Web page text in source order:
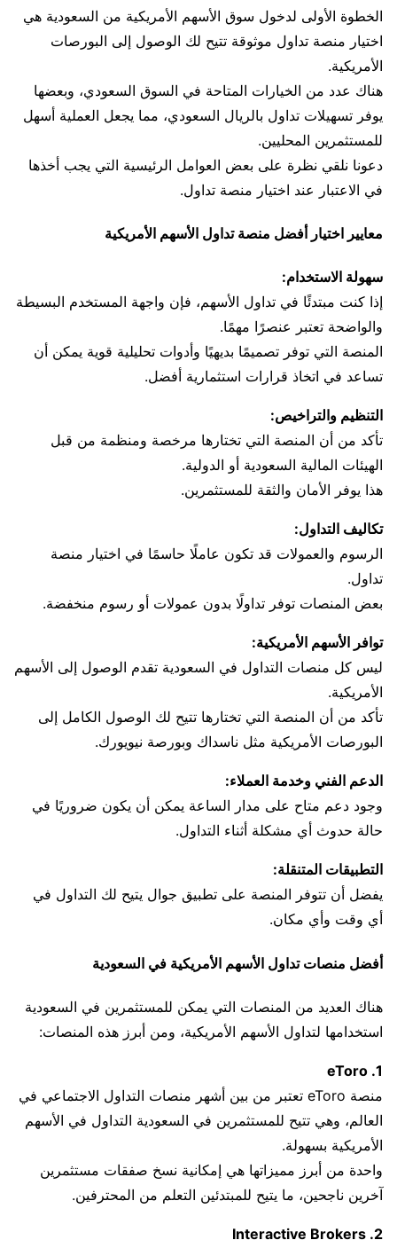
الخطوة الأولى لدخول سوق الأسهم الأمريكية من السعودية هي
اختيار منصة تداول موثوقة تتيح لك الوصول إلى البورصات
الأمريكية.
هناك عدد من الخيارات المتاحة في السوق السعودي، وبعضها
يوفر تسهيلات تداول بالريال السعودي، مما يجعل العملية أسهل
للمستثمرين المحليين.
دعونا نلقي نظرة على بعض العوامل الرئيسية التي يجب أخذها
في الاعتبار عند اختيار منصة تداول.
معايير اختيار أفضل منصة تداول الأسهم الأمريكية
سهولة الاستخدام:
إذا كنت مبتدئًا في تداول الأسهم، فإن واجهة المستخدم البسيطة
والواضحة تعتبر عنصرًا مهمًا.
المنصة التي توفر تصميمًا بديهيًا وأدوات تحليلية قوية يمكن أن
تساعد في اتخاذ قرارات استثمارية أفضل.
التنظيم والتراخيص:
تأكد من أن المنصة التي تختارها مرخصة ومنظمة من قبل
الهيئات المالية السعودية أو الدولية.
هذا يوفر الأمان والثقة للمستثمرين.
تكاليف التداول:
الرسوم والعمولات قد تكون عاملًا حاسمًا في اختيار منصة
تداول.
بعض المنصات توفر تداولًا بدون عمولات أو رسوم منخفضة.
توافر الأسهم الأمريكية:
ليس كل منصات التداول في السعودية تقدم الوصول إلى الأسهم
الأمريكية.
تأكد من أن المنصة التي تختارها تتيح لك الوصول الكامل إلى
البورصات الأمريكية مثل ناسداك وبورصة نيويورك.
الدعم الفني وخدمة العملاء:
وجود دعم متاح على مدار الساعة يمكن أن يكون ضروريًا في
حالة حدوث أي مشكلة أثناء التداول.
التطبيقات المتنقلة:
يفضل أن تتوفر المنصة على تطبيق جوال يتيح لك التداول في
أي وقت وأي مكان.
أفضل منصات تداول الأسهم الأمريكية في السعودية
هناك العديد من المنصات التي يمكن للمستثمرين في السعودية
استخدامها لتداول الأسهم الأمريكية، ومن أبرز هذه المنصات:
1. eToro
منصة eToro تعتبر من بين أشهر منصات التداول الاجتماعي في
العالم، وهي تتيح للمستثمرين في السعودية التداول في الأسهم
الأمريكية بسهولة.
واحدة من أبرز مميزاتها هي إمكانية نسخ صفقات مستثمرين
آخرين ناجحين، ما يتيح للمبتدئين التعلم من المحترفين.
2. Interactive Brokers